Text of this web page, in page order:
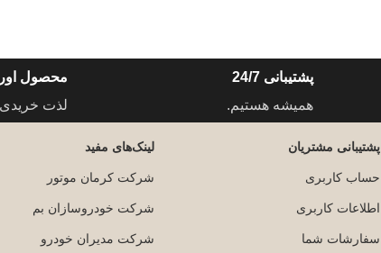
پشتیبانی 24/7
همیشه هستیم.
محصول
لذت
پشتیبانی مشتریان
حساب کاربری
اطلاعات کاربری
سفارشات شما
لینک‌های مفید
شرکت کرمان موتور
شرکت خودروسازان بم
شرکت مدیران خودرو